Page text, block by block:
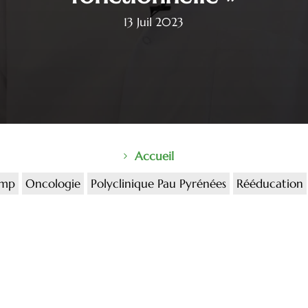
13 Juil 2023
Accueil
Oncologie Polyclinique Pau Pyrénées Rééducation